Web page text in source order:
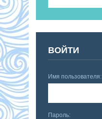
ВОЙТИ
Имя пользователя:
Пароль: